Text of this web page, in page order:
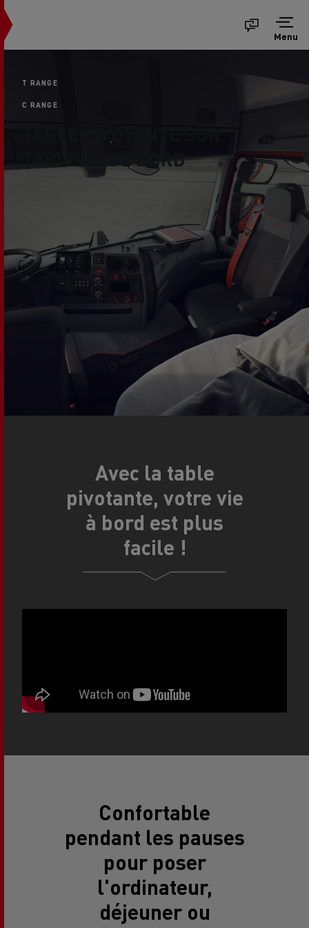
Menu
T RANGE
C RANGE
TABLEAU DE BORD
Avec la table
pivotante, votre vie
à bord est plus
facile !
Confortable
pendant les pauses
pour poser
l'ordinateur,
déjeuner ou